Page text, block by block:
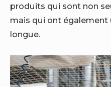
produits qui sont non
mais qui ont également
longue.